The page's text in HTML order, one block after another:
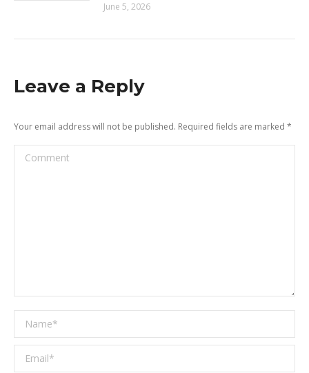
June 5, 2026
Leave a Reply
Your email address will not be published. Required fields are marked *
Comment
Name *
Email *